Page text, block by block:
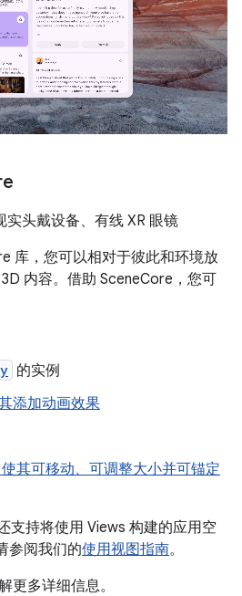
实头戴设备、有线 XR 眼镜
库，您可以相对于彼此和环境放
内容。借助 SceneCore，您可
的实例
添加动画效果
其可移动、可调整大小并可锚定
支持将使用 Views 构建的应用空
参阅我们的使用视图指南。
更多详细信息。